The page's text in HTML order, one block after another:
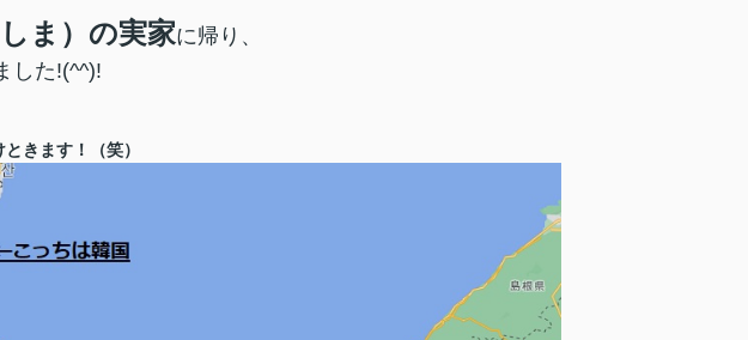
ま）の実家に帰り、
した!(^^)!
きます！（笑）